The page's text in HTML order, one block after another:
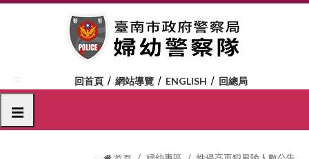
跳
容
塊
::: 回首頁 網站導覽 ENGLISH 回總局
選單
:::